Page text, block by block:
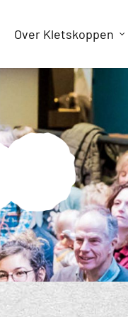
Over Kletskoppen